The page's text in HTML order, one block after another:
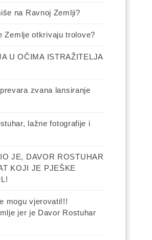
na Ravnoj Zemlji?
Zemlje otkrivaju trolove?
U OČIMA ISTRAŽITELJA
zvana lansiranje
lažne fotografije i
JE, DAVOR ROSTUHAR
KOJI JE PJEŠKE
mogu vjerovati!!!
jer je Davor Rostuhar